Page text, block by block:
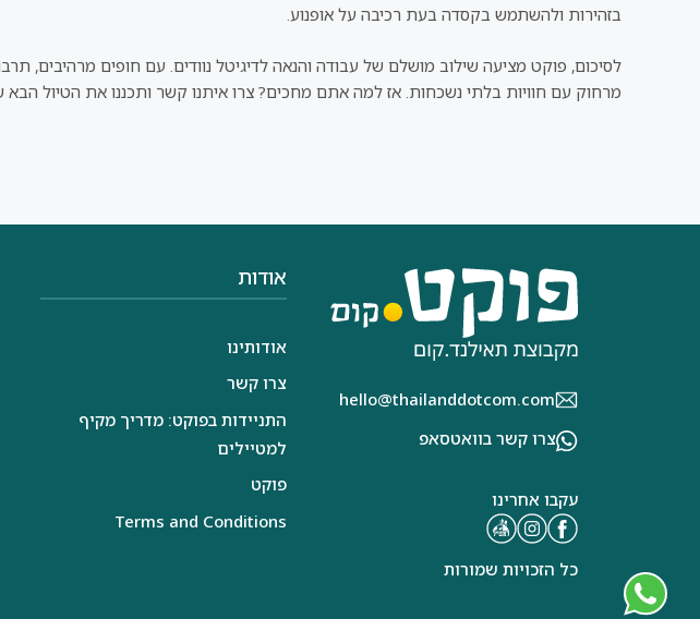
בזהירות ולהשתמש בקסדה בעת רכיבה על אופנוע.
לסיכום, פוקט מציעה שילוב מושלם של עבודה והנאה לדיגיטל נוודים. עם חופים מרהיבים,
מרחוק עם חוויות בלתי נשכחות. אז למה אתם מחכים? צרו איתנו קשר ותכננו את הטיול
אודות
אודותינו
צרו קשר
התניידות בפוקט: מדריך מקיף
למטיילים
פוקט
Terms and Conditions
hello@thailanddotcom.com
צרו קשר בוואטסאפ
עקבו אחרינו
כל הזכויות שמורות